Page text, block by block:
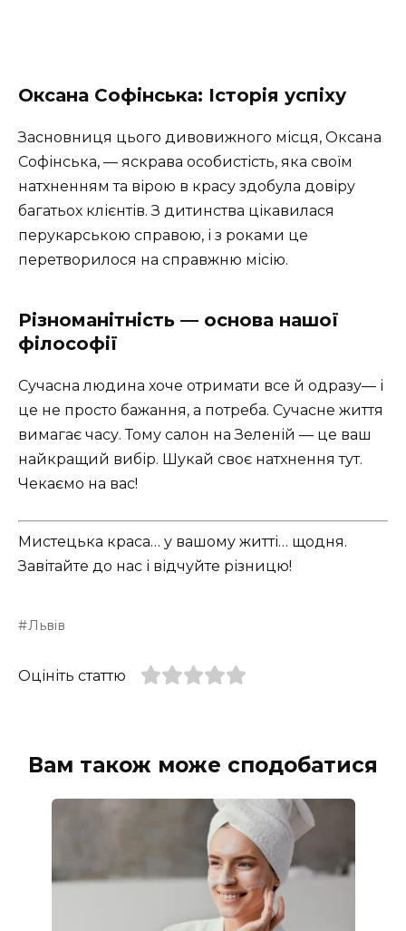
Оксана Софінська: Історія успіху
Засновниця цього дивовижного місця, Оксана
Софінська, — яскрава особистість, яка своїм
натхненням та вірою в красу здобула довіру
багатьох клієнтів. З дитинства цікавилася
перукарською справою, і з роками це
перетворилося на справжню місію.
Різноманітність — основа нашої
філософії
Сучасна людина хоче отримати все й одразу— і
це не просто бажання, а потреба. Сучасне життя
вимагає часу. Тому салон на Зеленій — це ваш
найкращий вибір. Шукай своє натхнення тут.
Чекаємо на вас!
Мистецька краса… у вашому житті… щодня.
Завітайте до нас і відчуйте різницю!
Львів
Оцініть статтю
Вам також може сподобатися